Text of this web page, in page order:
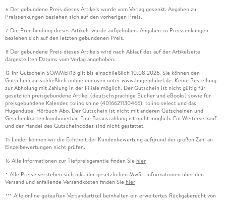
6 Der gebundene Preis dieses Artikels wurde vom Verlag gesenkt. Angaben zu
Preissenkungen beziehen sich auf den vorherigen Preis.
7 Die Preisbindung dieses Artikels wurde aufgehoben. Angaben zu Preissenkungen
beziehen sich auf den letzten gebundenen Preis.
8 Der gebundene Preis dieses Artikels wird nach Ablauf des auf der Artikelseite
dargestellten Datums vom Verlag angehoben.
12 Ihr Gutschein SOMMER13 gilt bis einschließlich 10.08.2026. Sie können den
Gutschein ausschließlich online einlösen unter www.hugendubel.de. Keine Bestellung
zur Abholung mit Zahlung in der Filiale möglich. Der Gutschein ist nicht gültig für
gesetzlich preisgebundene Artikel (deutschsprachige Bücher und eBooks) sowie für
preisgebundene Kalender, tolino shine (4016621130466), tolino select und das
Hugendubel Hörbuch Abo. Der Gutschein ist nicht mit anderen Gutscheinen und
Geschenkkarten kombinierbar. Eine Barauszahlung ist nicht möglich. Ein Weiterverkauf
und der Handel des Gutscheincodes sind nicht gestattet.
15 Leider können wir die Echtheit der Kundenbewertung aufgrund der großen Zahl an
Einzelbewertungen nicht prüfen.
16 Alle Informationen zur Tiefpreisgarantie finden Sie hier
* Alle Preise verstehen sich inkl. der gesetzlichen MwSt. Informationen über den
Versand und anfallende Versandkosten finden Sie hier
*** Alle online gekauften Versandartikel beinhalten ein erweitertes Rückgaberecht von